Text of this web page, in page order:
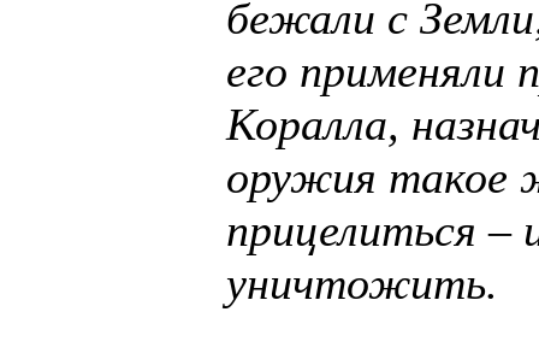
бежали с
его применяли
Коралла,
оружия такое
прицелиться –
уничтожить.